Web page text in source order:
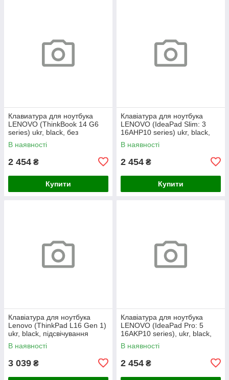
Клавиатура для ноутбука
LENOVO (ThinkBook 14 G6
series) ukr, black, без
фрейма, подсветка клавиш
(copilot)
В наявності
2 454 ₴
Купити
Клавіатура для ноутбука
LENOVO (IdeaPad Slim: 3
16AHP10 series) ukr, black,
без кадру, підсвічування
клавіш
В наявності
2 454 ₴
Купити
Клавіатура для ноутбука
Lenovo (ThinkPad L16 Gen 1)
ukr, black, підсвічування
клавіш (copilot)
В наявності
3 039 ₴
Клавіатура для ноутбука
LENOVO (IdeaPad Pro: 5
16AKP10 series), ukr, black,
без кадру, підсвічування
клавіш
В наявності
2 454 ₴